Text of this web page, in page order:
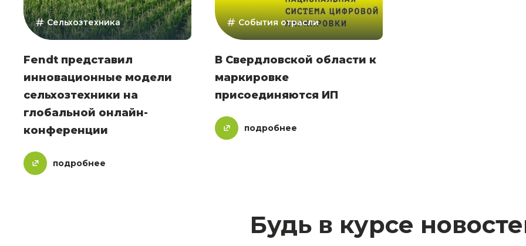
Сельхозтехника
Fendt представил
инновационные модели
сельхозтехники на
глобальной онлайн-
конференции
подробнее
События отрасли
В Свердловской области к
маркировке
присоединяются ИП
подробнее
Будь в курсе